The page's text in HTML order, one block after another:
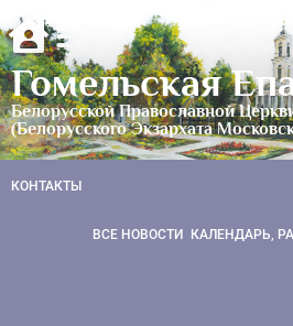
Гомельская
Белорусской Православной
(Белорусского Экзархата
КОНТАКТЫ
ВСЕ НОВОСТИ КАЛЕНДАРЬ,